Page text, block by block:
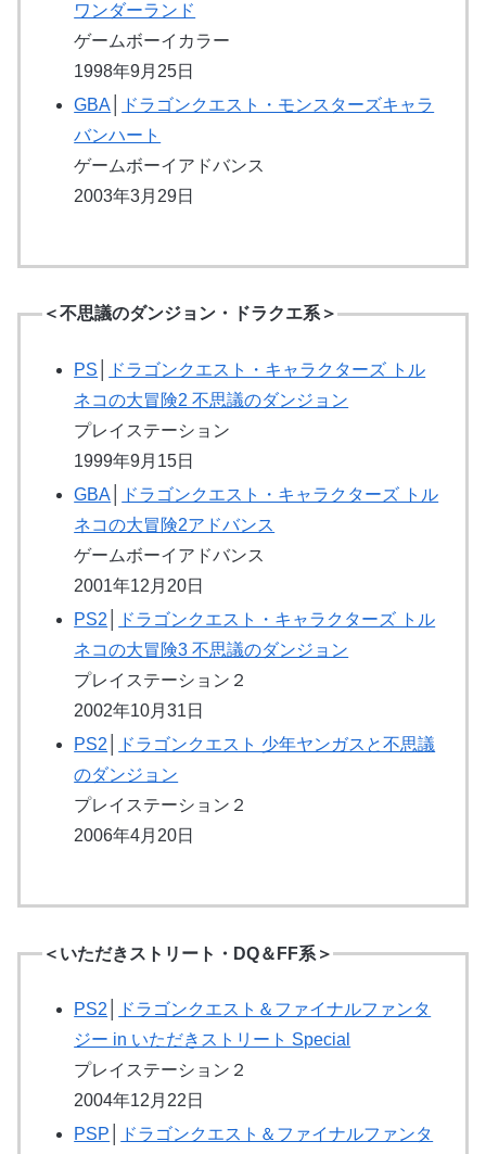
ワンダーランド
ゲームボーイカラー
1998年9月25日
GBA
ドラゴンクエスト・モンスターズキャラ
バンハート
ゲームボーイアドバンス
2003年3月29日
＜不思議のダンジョン・ドラクエ系＞
PS
ドラゴンクエスト・キャラクターズ トル
ネコの大冒険2 不思議のダンジョン
プレイステーション
1999年9月15日
GBA
ドラゴンクエスト・キャラクターズ トル
ネコの大冒険2アドバンス
ゲームボーイアドバンス
2001年12月20日
PS2
ドラゴンクエスト・キャラクターズ トル
ネコの大冒険3 不思議のダンジョン
プレイステーション２
2002年10月31日
PS2
ドラゴンクエスト 少年ヤンガスと不思議
のダンジョン
プレイステーション２
2006年4月20日
＜いただきストリート・DQ＆FF系＞
PS2
ドラゴンクエスト＆ファイナルファンタ
ジー in いただきストリート Special
プレイステーション２
2004年12月22日
PSP
ドラゴンクエスト＆ファイナルファンタ